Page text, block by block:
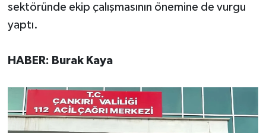
sektöründe ekip çalışmasının önemine de vurgu
yaptı.
HABER: Burak Kaya